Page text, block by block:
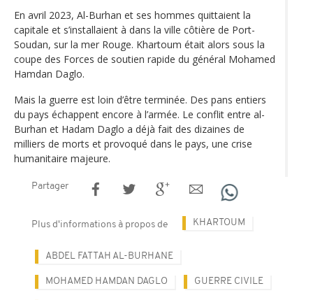
En avril 2023, Al-Burhan et ses hommes quittaient la
capitale et s’installaient à dans la ville côtière de Port-
Soudan, sur la mer Rouge. Khartoum était alors sous la
coupe des Forces de soutien rapide du général Mohamed
Hamdan Daglo.
Mais la guerre est loin d’être terminée. Des pans entiers
du pays échappent encore à l’armée. Le conflit entre al-
Burhan et Hadam Daglo a déjà fait des dizaines de
milliers de morts et provoqué dans le pays, une crise
humanitaire majeure.
Partager
Plus d'informations à propos de KHARTOUM
ABDEL FATTAH AL-BURHANE
MOHAMED HAMDAN DAGLO GUERRE CIVILE